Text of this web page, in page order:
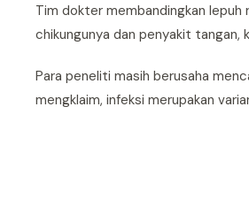
Tim dokter membandingkan lepuh
chikungunya dan penyakit tangan,
Para peneliti masih berusaha
mengklaim, infeksi merupakan